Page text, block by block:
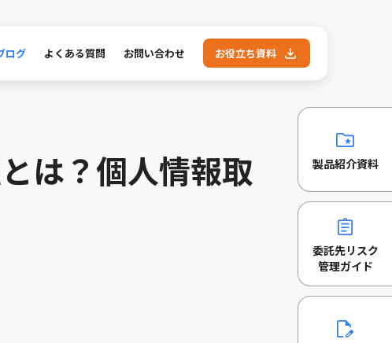
ログ よくある質問 お問い合わせ お役立ち資料
は？個人情報取
製品紹介資料
委託先リスク
管理ガイド